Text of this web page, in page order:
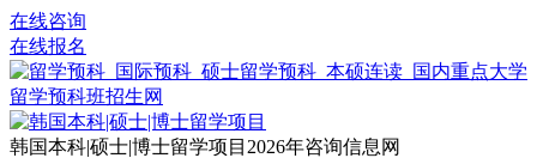
在线咨询
在线报名
韩国本科|硕士|博士留学项目2026年咨询信息网